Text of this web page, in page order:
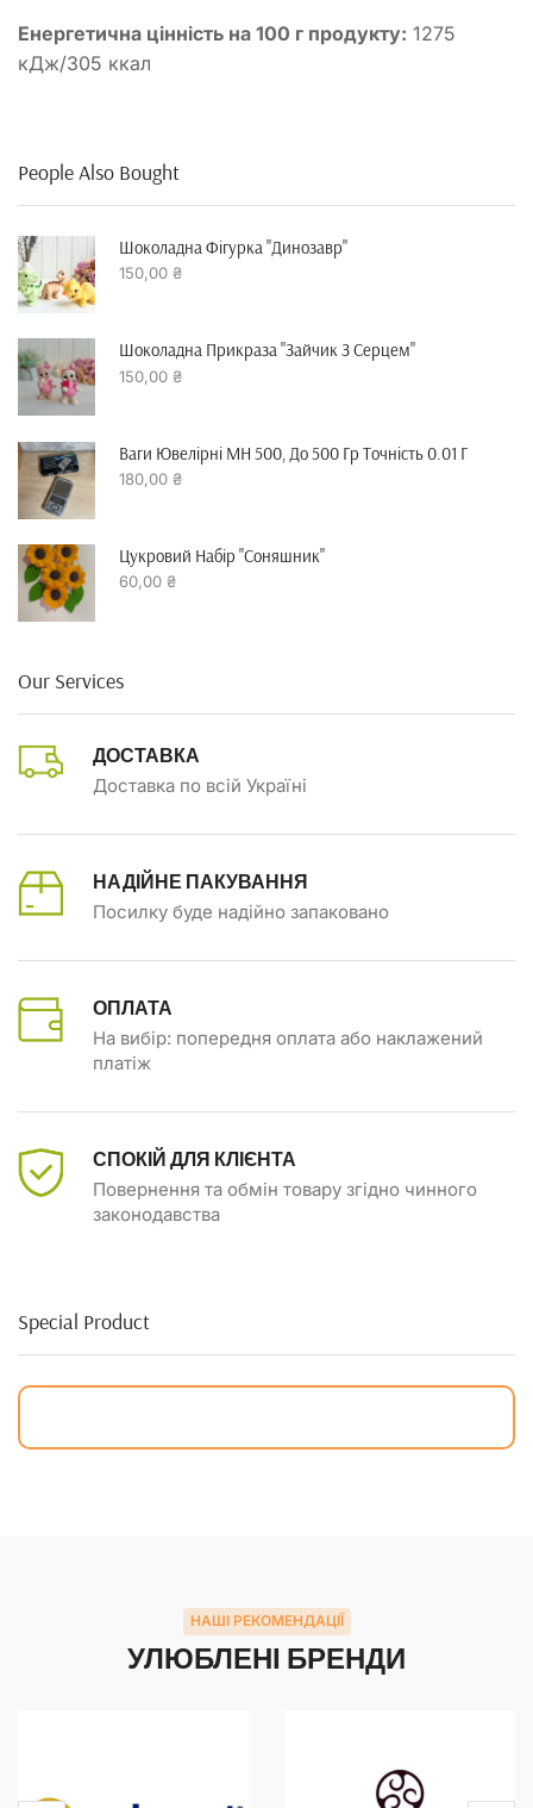
Енергетична цінність на 100 г продукту: 1275
кДж/305 ккал
People Also Bought
Шоколадна Фігурка "динозавр"
150,00 ₴
Шоколадна Прикраза "зайчик З Серцем"
150,00 ₴
Ваги Ювелірні MH 500, До 500 Гр Точність 0.01 Г
180,00 ₴
Цукровий Набір "Соняшник"
60,00 ₴
Our Services
ДОСТАВКА
Доставка по всій Україні
НАДІЙНЕ ПАКУВАННЯ
Посилку буде надійно запаковано
ОПЛАТА
На вибір: попередня оплата або наклажений
платіж
СПОКІЙ ДЛЯ КЛІЄНТА
Повернення та обмін товару згідно чинного
законодавства
Special Product
НАШІ РЕКОМЕНДАЦІЇ
УЛЮБЛЕНІ БРЕНДИ